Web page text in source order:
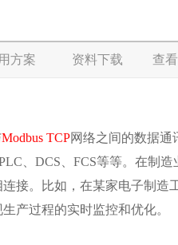
方案 资料下载 查
Modbus TCP网络之间的数据通
、DCS、FCS等等。在制
接。比如，在某家电子制造
产过程的实时监控和优化。